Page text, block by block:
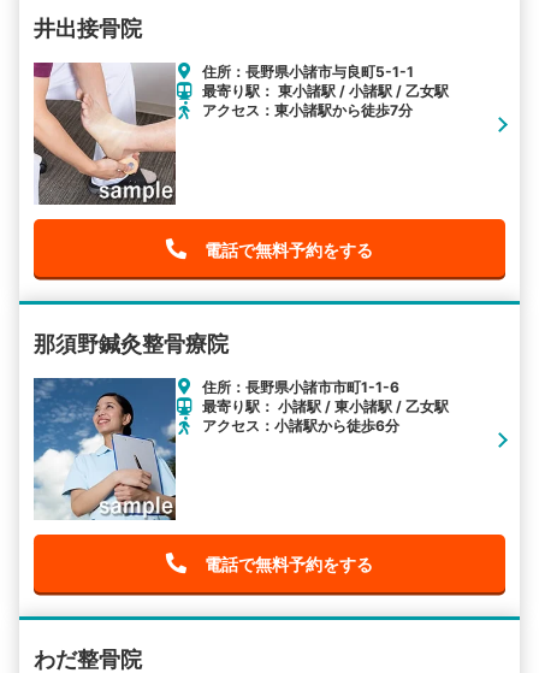
井出接骨院
住所：長野県小諸市与良町5-1-1
最寄り駅： 東小諸駅 / 小諸駅 / 乙女駅
アクセス：東小諸駅から徒歩7分
電話で無料予約をする
那須野鍼灸整骨療院
住所：長野県小諸市市町1-1-6
最寄り駅： 小諸駅 / 東小諸駅 / 乙女駅
アクセス：小諸駅から徒歩6分
電話で無料予約をする
わだ整骨院